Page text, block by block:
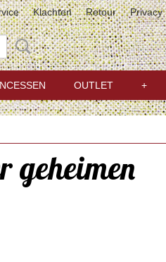
Klachten Retour Privacy
OUTLET +
geheimen